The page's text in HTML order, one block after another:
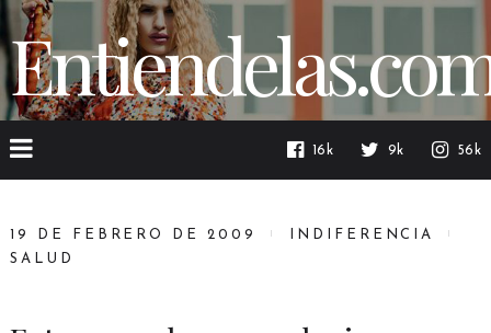
16k 9k 56k
19 DE FEBRERO DE 2009
INDIFERENCIA
SALUD